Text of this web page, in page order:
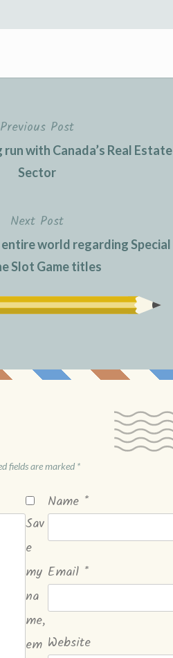
Previous Post
with Canada’s Real Estate
Sector
Next Post
world regarding Special
Slot Game titles
fields are marked *
Name *
Email *
Website
Sav
e
my
na
me,
em